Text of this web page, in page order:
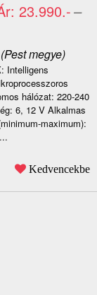
23.990.-–
(Pest megye)
Intelligens
hálózat: 220-240
6, 12 V Alkalmas
maximum):
Kedvencekbe